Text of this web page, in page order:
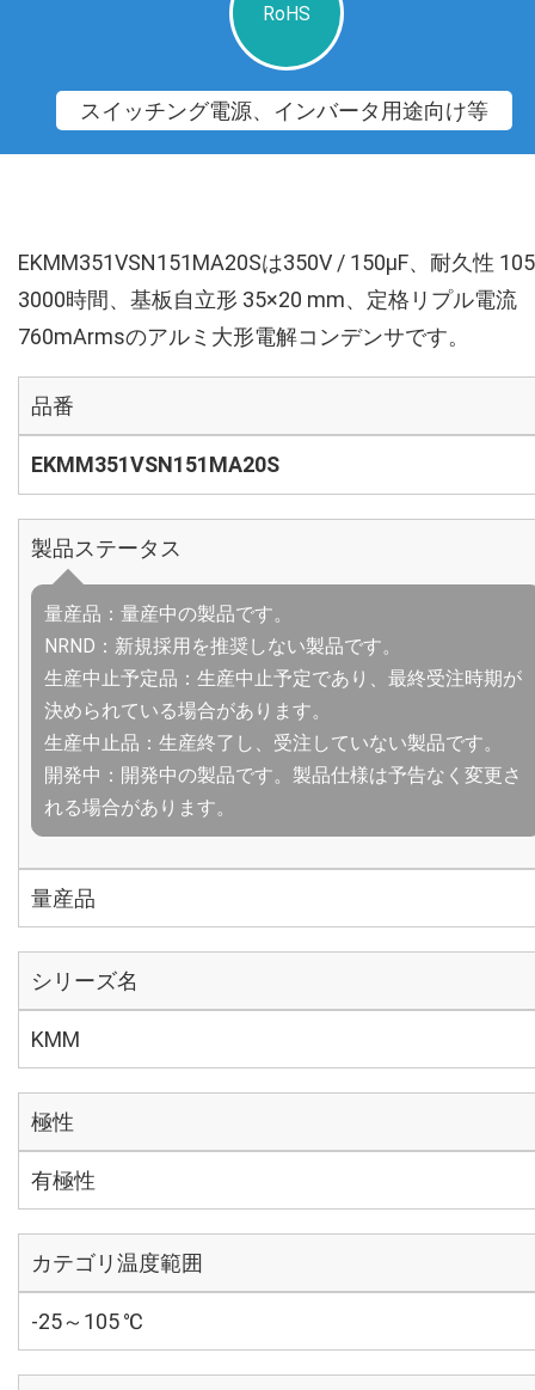
RoHS
スイッチング電源、インバータ用途向け等
EKMM351VSN151MA20Sは350V / 150µF、耐久性
3000時間、基板自立形 35×20 mm、定格リプル電流
760mArmsのアルミ大形電解コンデンサです。
品番
EKMM351VSN151MA20S
製品ステータス
量産品：量産中の製品です。
NRND：新規採用を推奨しない製品です。
生産中止予定品：生産中止予定であり、最終受注時期が
決められている場合があります。
生産中止品：生産終了し、受注していない製品です。
開発中：開発中の製品です。製品仕様は予告なく変更さ
れる場合があります。
量産品
シリーズ名
KMM
極性
有極性
カテゴリ温度範囲
-25～105 ℃